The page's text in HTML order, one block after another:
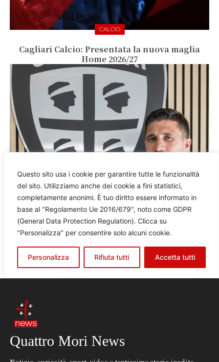
Quattro Mori News